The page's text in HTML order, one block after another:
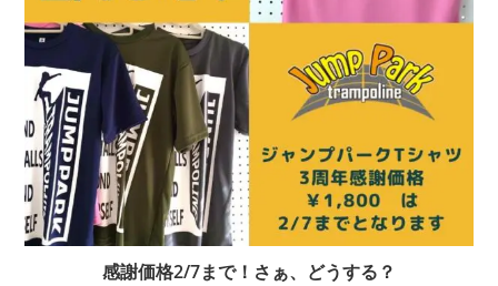
感謝価格2/7まで！さぁ、どうする？